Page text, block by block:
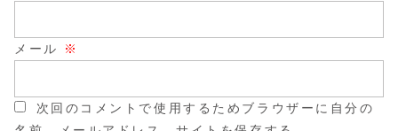
メール ※
次回のコメントで使用するためブラウザーに自分の